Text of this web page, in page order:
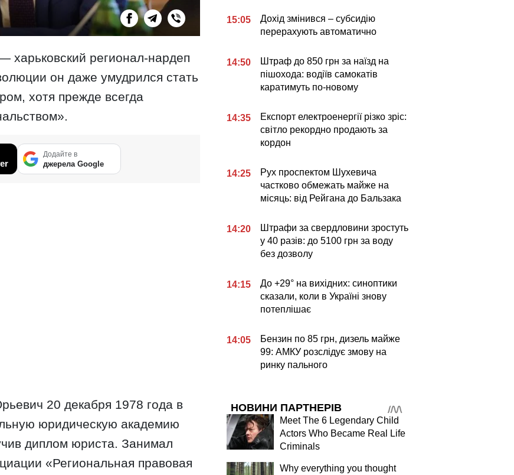
харьковский регионал-нардеп
он даже умудрился стать
хотя прежде всегда
Додайте в
джерела Google
20 декабря 1978 года в
юридическую академию
диплом юриста. Занимал
«Региональная правовая
15:05
Дохід змінився – субсидію
перерахують автоматично
14:50
Штраф до 850 грн за наїзд на
пішохода: водіїв самокатів
каратимуть по-новому
14:35
Експорт електроенергії різко зріс:
світло рекордно продають за
кордон
14:25
Рух проспектом Шухевича
частково обмежать майже на
місяць: від Рейгана до Бальзака
14:20
Штрафи за свердловини зростуть
у 40 разів: до 5100 грн за воду
без дозволу
14:15
До +29° на вихідних: синоптики
сказали, коли в Україні знову
потеплішає
14:05
Бензин по 85 грн, дизель майже
99: АМКУ розслідує змову на
ринку пального
НОВИНИ ПАРТНЕРІВ
Meet The 6 Legendary Child
Actors Who Became Real Life
Criminals
Why everything you thought